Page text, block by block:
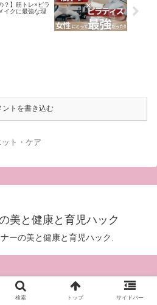
？】筋トレ×ピラ
イクに最強な理
ントを書き込む
ト・ケア
美と健康と育児ハック
ーの美と健康と育児ハック.
検索 トップ サイドバー